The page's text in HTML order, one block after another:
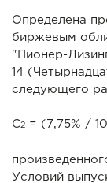
Определена
биржевым
"Пионер-
14
следующего
С2 = (7,75% /
Условий